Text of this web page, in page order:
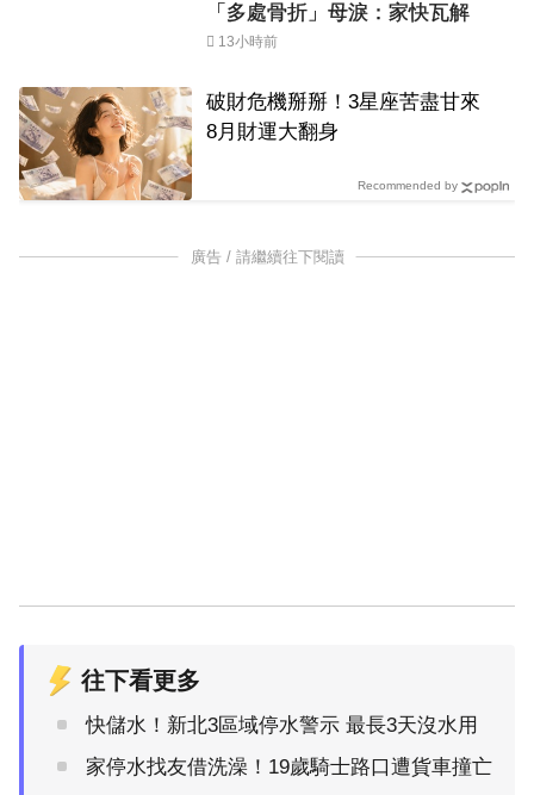
「多處骨折」母淚：家快瓦解
13小時前
破財危機掰掰！3星座苦盡甘來
8月財運大翻身
Recommended by
廣告 / 請繼續往下閱讀
往下看更多
快儲水！新北3區域停水警示 最長3天沒水用
家停水找友借洗澡！19歲騎士路口遭貨車撞亡